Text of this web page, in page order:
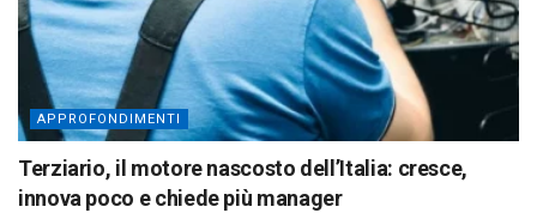
APPROFONDIMENTI
Terziario, il motore nascosto dell’Italia: cresce,
innova poco e chiede più manager